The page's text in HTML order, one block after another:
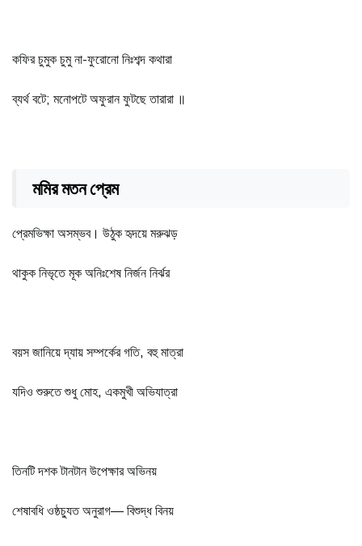
কফির চুমুক চুমু না-ফুরোনো নিঃশব্দ কথারা
ব্যর্থ বটে; মনোপটে অফুরান ফুটছে তারারা ॥
মমির মতন প্রেম
প্রেমভিক্ষা অসম্ভব। উঠুক হৃদয়ে মরুঝড়
থাকুক নিভৃতে মূক অনিঃশেষ নির্জন নির্ঝর
বয়স জানিয়ে দ্যায় সম্পর্কের গতি, বহু মাত্রা
যদিও শুরুতে শুধু মোহ, একমুখী অভিযাত্রা
তিনটি দশক টানটান উপেক্ষার অভিনয়
শেষাবধি ওষ্ঠচ্যুত অনুরাগ— বিশুদ্ধ বিনয়